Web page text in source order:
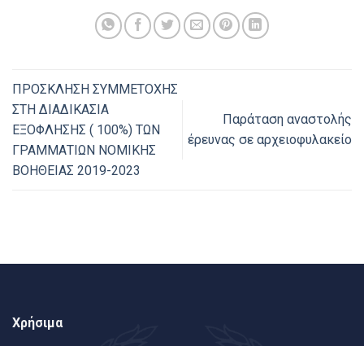
ΠΡΟΣΚΛΗΣΗ ΣΥΜΜΕΤΟΧΗΣ
ΣΤΗ ΔΙΑΔΙΚΑΣΙΑ
ΕΞΟΦΛΗΣΗΣ ( 100%) ΤΩΝ
ΓΡΑΜΜΑΤΙΩΝ ΝΟΜΙΚΗΣ
ΒΟΗΘΕΙΑΣ 2019-2023
Παράταση αναστολής
έρευνας σε αρχειοφυλακείο
Χρήσιμα